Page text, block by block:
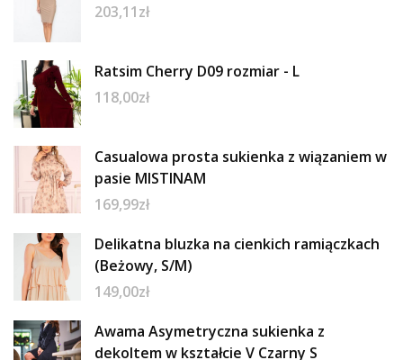
203,11zł
Ratsim Cherry D09 rozmiar - L
118,00zł
Casualowa prosta sukienka z wiązaniem w
pasie MISTINAM
169,99zł
Delikatna bluzka na cienkich ramiączkach
(Beżowy, S/M)
149,00zł
Awama Asymetryczna sukienka z
dekoltem w kształcie V Czarny S